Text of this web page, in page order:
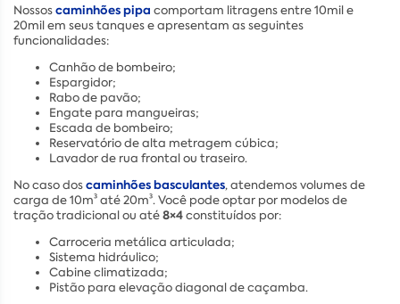
Nossoscaminhões pipa comportam litragens entre 10mil e
20mil em seus tanques e apresentam as seguintes
funcionalidades:
Canhão de bombeiro;
Espargidor;
Rabo de pavão;
Engate para mangueiras;
Escada de bombeiro;
Reservatório de alta metragem cúbica;
Lavador de rua frontal ou traseiro.
No caso doscaminhões basculantes, atendemos volumes de
carga de 10m³ até 20m³. Você pode optar por modelos de
tração tradicional ou até8×4constituídos por:
Carroceria metálica articulada;
Sistema hidráulico;
Cabine climatizada;
Pistão para elevação diagonal de caçamba.